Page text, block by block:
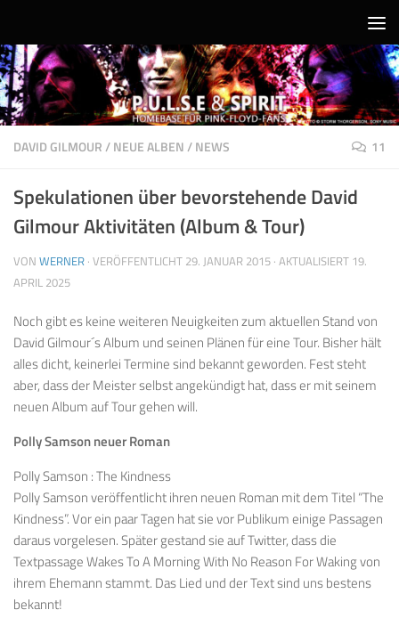
DAVID GILMOUR/NEUE ALBEN/NEWS 11
Spekulationen über bevorstehende David
Gilmour Aktivitäten (Album & Tour)
VON WERNER · VERÖFFENTLICHT 29. JANUAR 2015 · AKTUALISIERT 19.
APRIL 2025
Noch gibt es keine weiteren Neuigkeiten zum aktuellen Stand von
David Gilmour´s Album und seinen Plänen für eine Tour. Bisher hält
alles dicht, keinerlei Termine sind bekannt geworden. Fest steht
aber, dass der Meister selbst angekündigt hat, dass er mit seinem
neuen Album auf Tour gehen will.
Polly Samson neuer Roman
Polly Samson : The Kindness
Polly Samson veröffentlicht ihren neuen Roman mit dem Titel “The
Kindness”. Vor ein paar Tagen hat sie vor Publikum einige Passagen
daraus vorgelesen. Später gestand sie auf Twitter, dass die
Textpassage Wakes To A Morning With No Reason For Waking von
ihrem Ehemann stammt. Das Lied und der Text sind uns bestens
bekannt!